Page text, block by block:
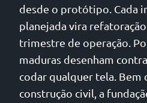
desde o protótipo. Cada
planejada vira
trimestre de operação.
maduras desenham
codar qualquer tela. Bem
construção civil, a